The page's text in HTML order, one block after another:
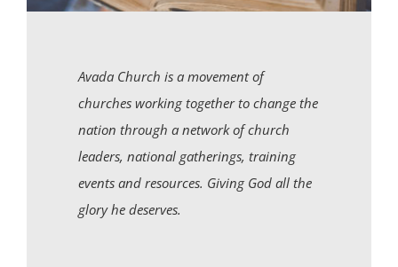
Avada Church is a movement of
churches working together to change the
nation through a network of church
leaders, national gatherings, training
events and resources. Giving God all the
glory he deserves.